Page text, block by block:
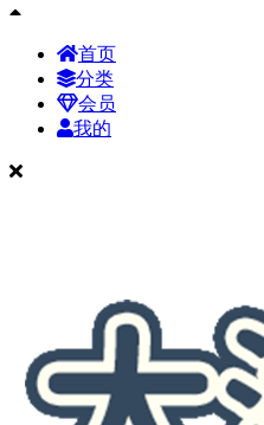
首页
分类
会员
我的